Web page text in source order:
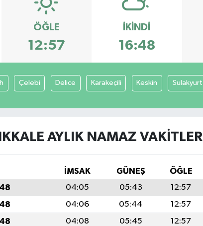
ÖĞLE
12:57
İKINDI
16:48
Çelebi Delice Karakeçili Keskin Sulakyurt
AYLIK NAMAZ VAKITLERI
İMSAK GÜNEŞ ÖĞLE
04:05 05:43 12:57
04:06 05:44 12:57
04:08 05:45 12:57